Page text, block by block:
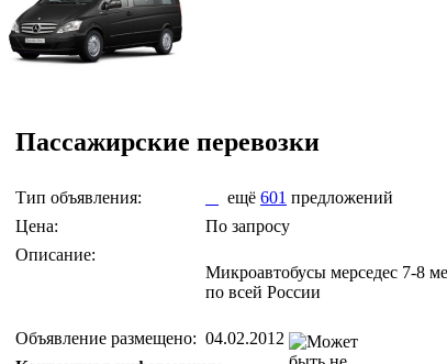
Пассажирские перевозки
Тип объявления: ещё 601 предложений
Цена:
По запросу
Описание:
Микроавтобусы мерседес 7-8
по всей России
Объявление размещено: 04.02.2012